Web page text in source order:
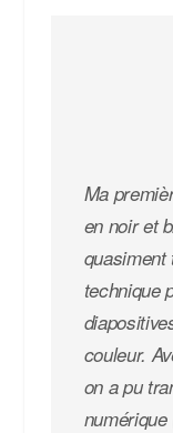
Ma
en noir et
quasiment
technique
couleur.
on a pu